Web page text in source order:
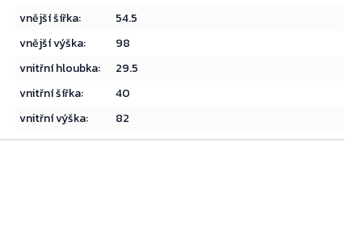
vnější šířka:
54.5
vnější výška:
98
vnitřní hloubka:
29.5
vnitřní šířka:
40
vnitřní výška: 82
Přejít do košíku